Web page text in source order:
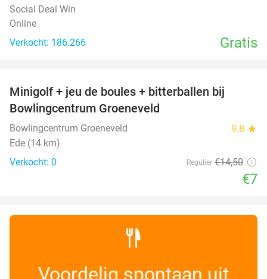
Social Deal Win
Online
Verkocht: 186.266
Gratis
NEW
TODAY
Minigolf + jeu de boules + bitterballen bij
Bowlingcentrum Groeneveld
Bowlingcentrum Groeneveld 9.8 star
Ede (14 km)
Verkocht: 0
Regulier €14,50
€7
Voordelig spontaan uit